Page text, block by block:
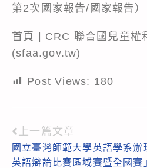
第2次國家報告/國家報告）
首頁 | CRC 聯合國兒童權
(sfaa.gov.tw)
Post Views: 180
Read
more
上一篇文章
國立臺灣師範大學英語學系
英語辯論比賽區域賽暨全國賽